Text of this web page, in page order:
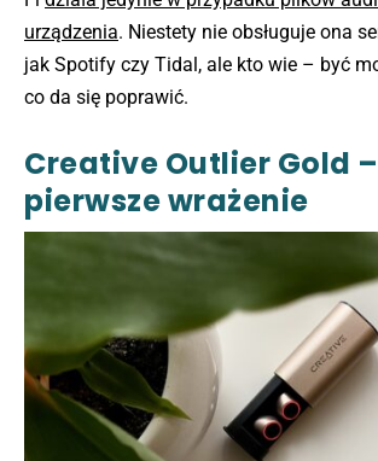
urządzenia. Niestety nie obsługuje ona
jak Spotify czy Tidal, ale kto wie – być
co da się poprawić.
Creative Outlier Gold –
pierwsze wrażenie